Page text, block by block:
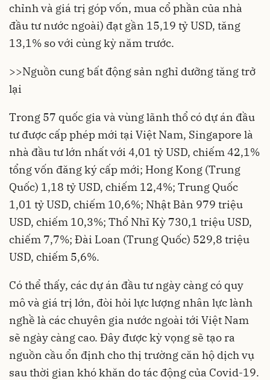
chỉnh và giá trị góp vốn, mua cổ phần của nhà
đầu tư nước ngoài) đạt gần 15,19 tỷ USD, tăng
13,1% so với cùng kỳ năm trước.
>>Nguồn cung bất động sản nghỉ dưỡng tăng trở
lại
Trong 57 quốc gia và vùng lãnh thổ có dự án đầu
tư được cấp phép mới tại Việt Nam, Singapore là
nhà đầu tư lớn nhất với 4,01 tỷ USD, chiếm 42,1%
tổng vốn đăng ký cấp mới; Hong Kong (Trung
Quốc) 1,18 tỷ USD, chiếm 12,4%; Trung Quốc
1,01 tỷ USD, chiếm 10,6%; Nhật Bản 979 triệu
USD, chiếm 10,3%; Thổ Nhĩ Kỳ 730,1 triệu USD,
chiếm 7,7%; Đài Loan (Trung Quốc) 529,8 triệu
USD, chiếm 5,6%.
Có thể thấy, các dự án đầu tư ngày càng có quy
mô và giá trị lớn, đòi hỏi lực lượng nhân lực lành
nghề là các chuyên gia nước ngoài tới Việt Nam
sẽ ngày càng cao. Đây được kỳ vọng sẽ tạo ra
nguồn cầu ổn định cho thị trường căn hộ dịch vụ
sau thời gian khó khăn do tác động của Covid-19.